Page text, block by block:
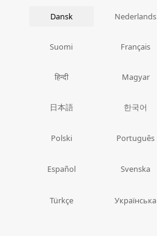
Dansk Nederlands
Suomi Français
हिन्दी Magyar
日本語 한국어
Polski Português
Español Svenska
Türkçe Українська